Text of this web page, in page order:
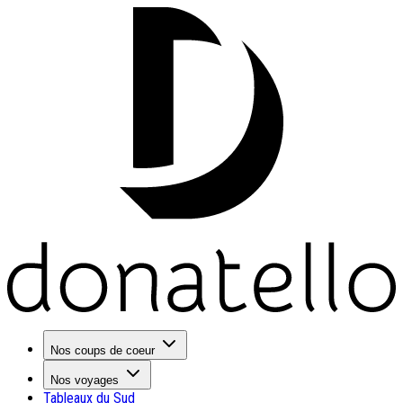
Nos coups de coeur
Nos voyages
Tableaux du Sud